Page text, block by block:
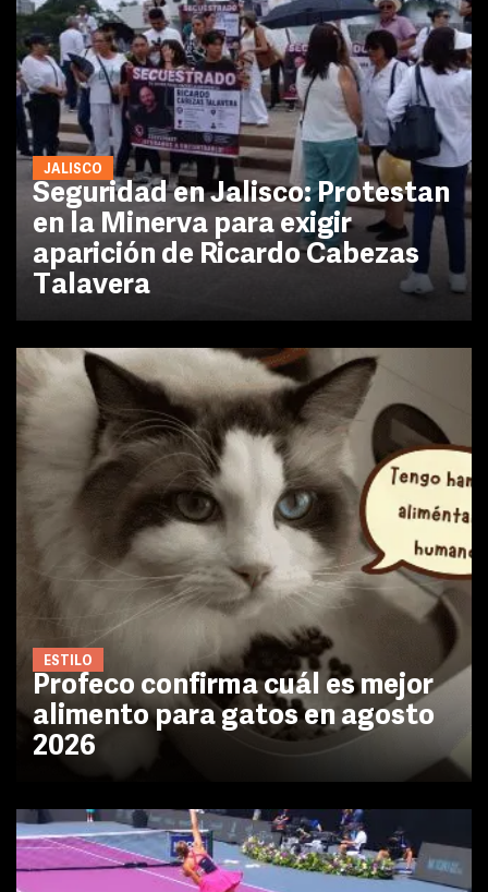
JALISCO
Seguridad en Jalisco: Protestan
en la Minerva para exigir
aparición de Ricardo Cabezas
Talavera
ESTILO
Profeco confirma cuál es mejor
alimento para gatos en agosto
2026